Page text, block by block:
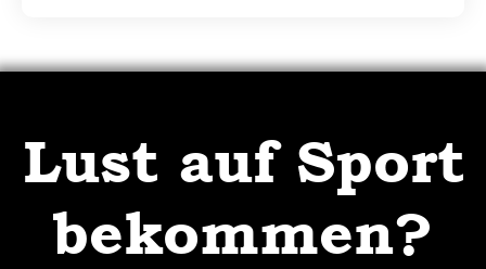
Lust auf Sport
bekommen?